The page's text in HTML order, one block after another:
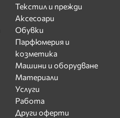
Текстил и прежди
Аксесоари
Обувки
Парфюмерия и
козметика
Машини и оборудване
Материали
Услуги
Работа
Други оферти